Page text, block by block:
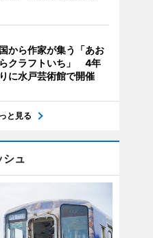
から作家が集う「あお
クラフトいち」 4年
に水戸芸術館で開催
と見る
シュ